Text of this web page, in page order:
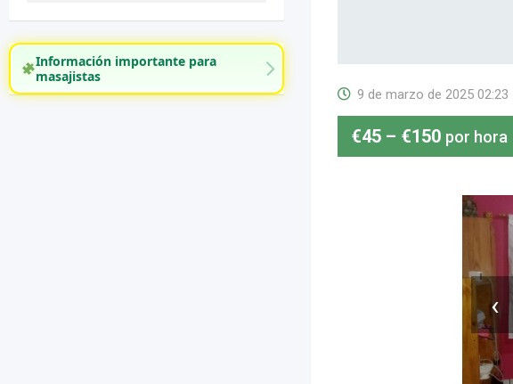
Información importante para
masajistas
9 de marzo de 2025 02:23
€45 – €150 por hora
‹